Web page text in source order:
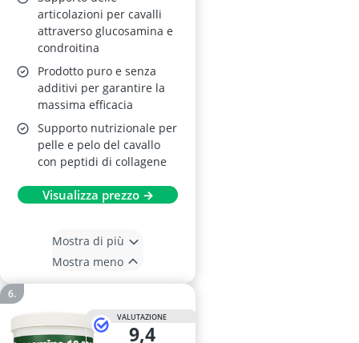
articolazioni per cavalli
attraverso glucosamina e
condroitina
Prodotto puro e senza
additivi per garantire la
massima efficacia
Supporto nutrizionale per
pelle e pelo del cavallo
con peptidi di collagene
Visualizza prezzo →
Mostra di più
Mostra meno
VALUTAZIONE
9,4